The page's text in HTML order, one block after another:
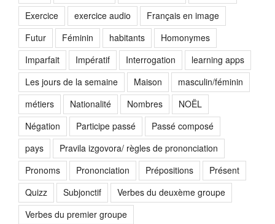
Exercice
exercice audio
Français en image
Futur
Féminin habitants
Homonymes
Imparfait
Impératif Interrogation
learning apps
Les jours de la semaine
Maison
masculin/féminin
métiers
Nationalité Nombres
NOËL
Négation
Participe passé
Passé composé
pays
Pravila izgovora/ règles de prononciation
Pronoms
Prononciation Prépositions
Présent
Quizz
Subjonctif
Verbes du deuxème groupe
Verbes du premier groupe